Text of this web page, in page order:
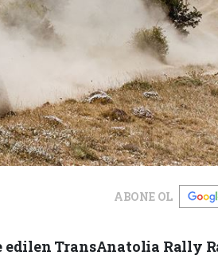
ABONE OL
TransAnatolia Rally